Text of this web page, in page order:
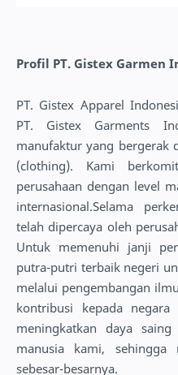
Profil PT. Gistex Garmen
PT. Gistex Apparel
PT. Gistex Garments
manufaktur yang bergerak
(clothing). Kami
perusahaan dengan level
internasional.Selama
telah dipercaya oleh
Untuk memenuhi janji
putra-putri terbaik negeri
melalui pengembangan
kontribusi kepada
meningkatkan daya
manusia kami, sehingga
sebesar-besarnya.